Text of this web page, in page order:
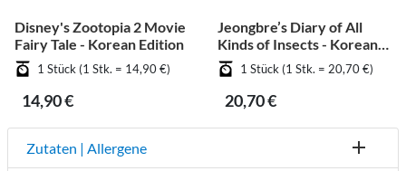
Disney's Zootopia 2 Movie
Fairy Tale - Korean Edition
1 Stück (1 Stk. = 14,90 €)
14,90 €
Jeongbre’s Diary of All
Kinds of Insects - Korean
Edition1 Stück (1 Stk. = 20,70 €)
20,70 €
Zutaten | Allergene